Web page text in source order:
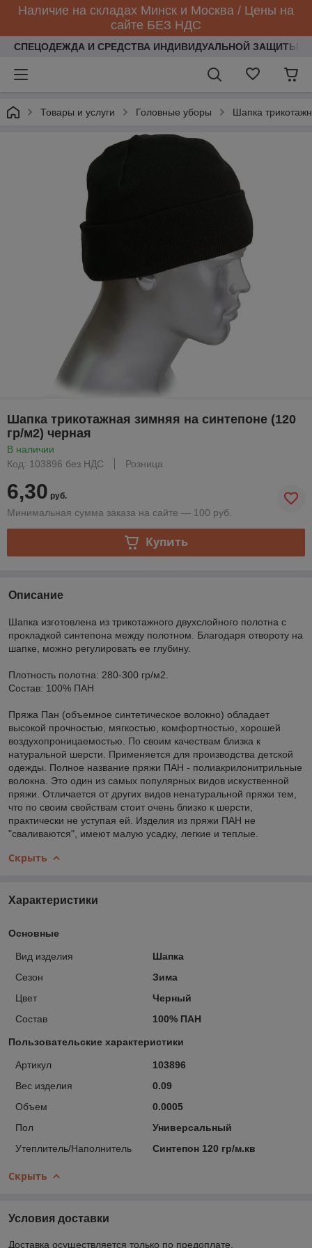
Наличие на складах Минск и Москва / Цены на
сайте БЕЗ НДС
СПЕЦОДЕЖДА И СРЕДСТВА ИНДИВИДУАЛЬНОЙ ЗАЩИТЫ
Товары и услуги Головные уборы Шапка
Шапка трикотажная зимняя на синтепоне (120
гр/м2) черная
В наличии
Код: 103896 без НДС
Розница
6,30 руб.
Минимальная сумма заказа на сайте — 100 руб.
Купить
Описание
Шапка изготовлена из трикотажного двухслойного полотна с
прокладкой синтепона между полотном. Благодаря отвороту на
шапке, можно регулировать ее глубину.
Плотность полотна: 280-300 гр/м2.
Состав: 100% ПАН
Пряжа Пан (объемное синтетическое волокно) обладает
высокой прочностью, мягкостью, комфортностью, хорошей
воздухопроницаемостью. По своим качествам близка к
натуральной шерсти. Применяется для производства детской
одежды. Полное название пряжи ПАН - полиакрилонитрильные
волокна. Это один из самых популярных видов искуственной
пряжи. Отличается от других видов ненатуральной пряжи тем,
что по своим свойствам стоит очень близко к шерсти,
практически не уступая ей. Изделия из пряжи ПАН не
"сваливаются", имеют малую усадку, легкие и теплые.
Скрыть
Характеристики
Основные
Вид изделия
Шапка
Сезон
Зима
Цвет
Черный
Состав
100% ПАН
Пользовательские характеристики
Артикул
103896
Вес изделия
0.09
Объем
0.0005
Пол
Универсальный
Утеплитель/Наполнитель
Синтепон 120 гр/м.кв
Скрыть
Условия доставки
Доставка осуществляется только по предоплате.